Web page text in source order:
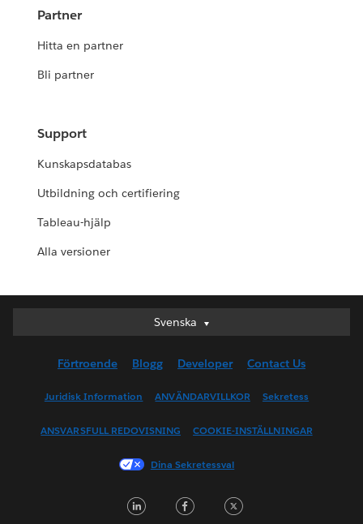
Partner
Hitta en partner
Bli partner
Support
Kunskapsdatabas
Utbildning och certifiering
Tableau-hjälp
Alla versioner
Svenska
Svenska
English (UK)
English (US)
Français (Canada)
Français (France)
日本語
Förtroende Blogg Developer Contact Us
Juridisk Information ANVÄNDARVILLKOR Sekretess
ANSVARSFULL REDOVISNING COOKIE-INSTÄLLNINGAR
Dina Sekretessval
LinkedInFacebook